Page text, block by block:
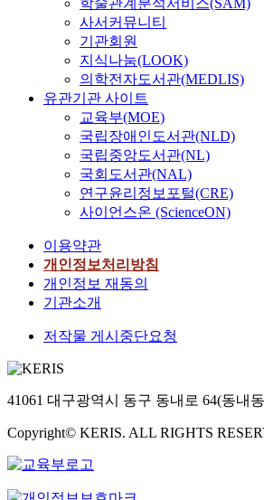
학술관계분석서비스(SAM)
사서커뮤니티
기관회원
지식나눔(LOOK)
의학전자도서관(MEDLIS)
유관기관 사이트
교육부(MOE)
국립장애인도서관(NLD)
국립중앙도서관(NL)
국회도서관(NAL)
연구윤리정보포털(CRE)
사이언스온 (ScienceON)
이용약관
개인정보처리방침
개인정보 재동의
기관소개
저작물 게시중단요청
41061 대구광역시 동구 동내로 64(동내
Copyright© KERIS. ALL RIGHTS